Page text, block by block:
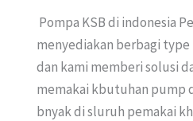
Pompa KSB di indonesia
menyediakan berbagi type
dan kami memberi solusi
memakai kbutuhan pump
bnyak di sluruh pemakai